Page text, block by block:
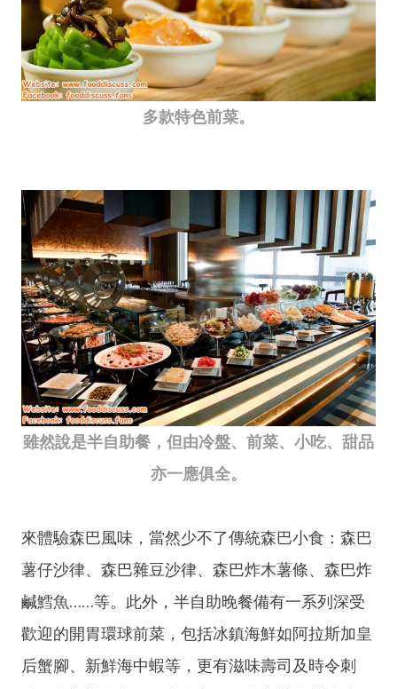
多款特色前菜。
雖然說是半自助餐，但由冷盤、前菜、小吃、甜品
亦一應俱全。
來體驗森巴風味，當然少不了傳統森巴小食：森巴
薯仔沙律、森巴雜豆沙律、森巴炸木薯條、森巴炸
鹹鱈魚……等。此外，半自助晚餐備有一系列深受
歡迎的開胃環球前菜，包括冰鎮海鮮如阿拉斯加皇
后蟹腳、新鮮海中蝦等，更有滋味壽司及時令刺